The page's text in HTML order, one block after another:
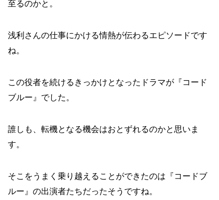
至るのかと。
浅利さんの仕事にかける情熱が伝わるエピソードです
ね。
この役者を続けるきっかけとなったドラマが『コード
ブルー』でした。
誰しも、転機となる機会はおとずれるのかと思いま
す。
そこをうまく乗り越えることができたのは『コードブ
ルー』の出演者たちだったそうですね。